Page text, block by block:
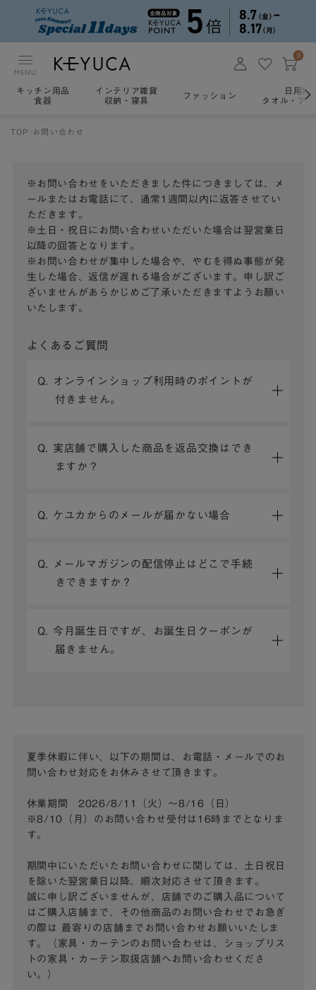
MENU
0
キッチン用品
食器
インテリア雑貨
収納・寝具
ファッション
日用雑
タオル・ア
TOP お問い合わせ
※お問い合わせをいただきました件につきましては、メ
ールまたはお電話にて、通常1週間以内に返答させてい
ただきます。
※土日・祝日にお問い合わせいただいた場合は翌営業日
以降の回答となります。
※お問い合わせが集中した場合や、やむを得ぬ事態が発
生した場合、返信が遅れる場合がございます。申し訳ご
ざいませんがあらかじめご了承いただきますようお願い
いたします。
よくあるご質問
Q. オンラインショップ利用時のポイントが
付きません。
Q. 実店舗で購入した商品を返品交換はでき
ますか？
Q. ケユカからのメールが届かない場合
Q. メールマガジンの配信停止はどこで手続
きできますか？
Q. 今月誕生日ですが、お誕生日クーポンが
届きません。
夏季休暇に伴い、以下の期間は、お電話・メールでのお
問い合わせ対応をお休みさせて頂きます。
休業期間 2026/8/11（火）～8/16（日）
※8/10（月）のお問い合わせ受付は16時までとなりま
す。
期間中にいただいたお問い合わせに関しては、土日祝日
を除いた翌営業日以降、順次対応させて頂きます。
誠に申し訳ございませんが、店舗でのご購入品について
はご購入店舗まで、その他商品のお問い合わせでお急ぎ
の際は
最寄りの店舗までお問い合わせお願いいたしま
す。（家具・カーテンのお問い合わせは、ショップリス
トの家具・カーテン取扱店舗へお問い合わせくださ
い。）